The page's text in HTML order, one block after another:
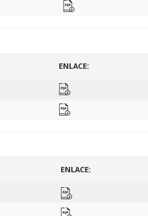
ENLACE:
ENLACE: